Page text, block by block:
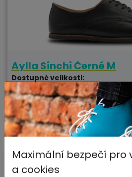
Aylla Sinchi Černé M
Dostupné velikosti:
40, 41, 42, 43, 44, 46
3990 Kč
Maximální bezpečí pro
a cookies